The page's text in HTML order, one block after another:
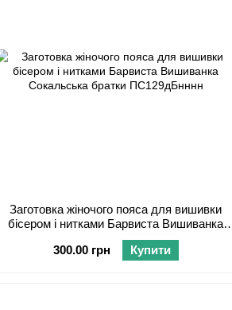
Заготовка жіночого пояса для вишивки
бісером і нитками Барвиста Вишиванка
Сокальська братки ПС129дБнннн
300.00 грн
Купити